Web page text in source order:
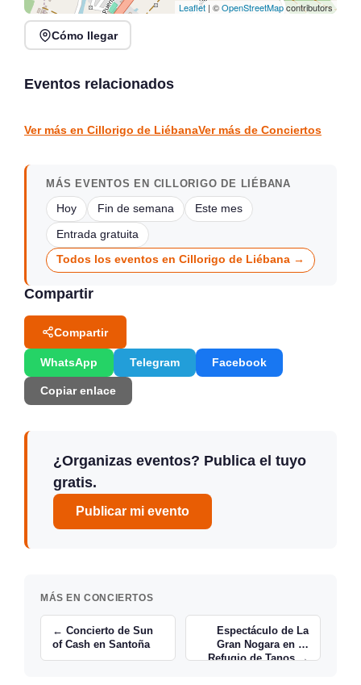
Leaflet | ©OpenStreetMapcontributors
Cómo llegar
Eventos relacionados
directo en Sarón
Sarón
Ver más en Cillorigo de LiébanaVer más de Conciertos
MÁS EVENTOS EN CILLORIGO DE LIÉBANA
Hoy Fin de semana Este mes
Entrada gratuita
Todos los eventos en Cillorigo de Liébana →
Compartir
Compartir
WhatsApp Telegram Facebook
Copiar enlace
¿Organizas eventos? Publica el tuyo
gratis.
Publicar mi evento
MÁS EN CONCIERTOS
← Concierto de Sun
of Cash en Santoña
Espectáculo de La
Gran Nogara en El
Refugio de Tanos →